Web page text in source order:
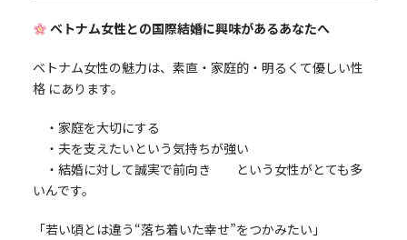
ベトナム女性との国際結婚に興味があるあなたへ
ベトナム女性の魅力は、素直・家庭的・明るくて優しい性
格 にあります。
・家庭を大切にする
・夫を支えたいという気持ちが強い
・結婚に対して誠実で前向き という女性がとても多
いんです。
「若い頃とは違う“落ち着いた幸せ”をつかみたい」